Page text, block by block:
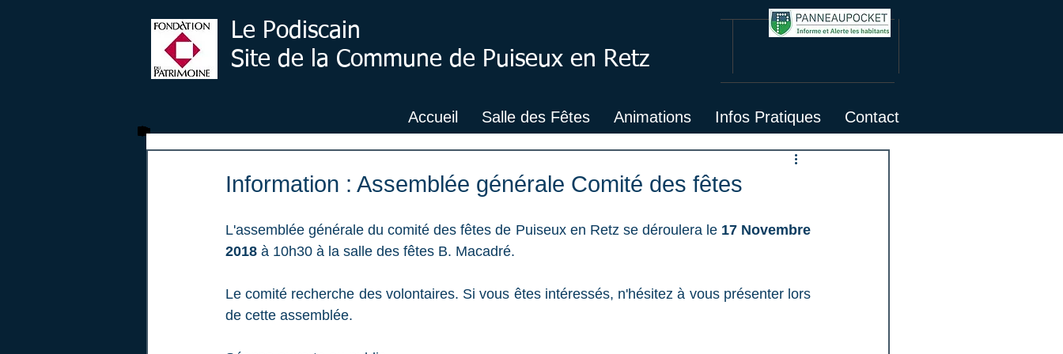
Le Podiscain
Site de la Commune de Puiseux en Retz
Accueil Salle des Fêtes Animations Infos Pratiques Contact
Information : Assemblée générale Comité des fêtes
L'assemblée générale du comité des fêtes de Puiseux en Retz se déroulera le 17 Novembre
2018 à 10h30 à la salle des fêtes B. Macadré.
Le comité recherche des volontaires. Si vous êtes intéressés, n'hésitez à vous présenter lors
de cette assemblée.